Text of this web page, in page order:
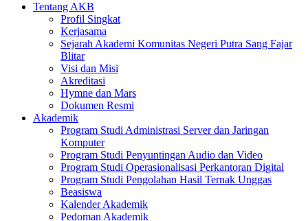
Tentang AKB
Profil Singkat
Kerjasama
Sejarah Akademi Komunitas Negeri Putra Sang Fajar
Blitar
Visi dan Misi
Akreditasi
Hymne dan Mars
Dokumen Resmi
Akademik
Program Studi Administrasi Server dan Jaringan
Komputer
Program Studi Penyuntingan Audio dan Video
Program Studi Operasionalisasi Perkantoran Digital
Program Studi Pengolahan Hasil Ternak Unggas
Beasiswa
Kalender Akademik
Pedoman Akademik